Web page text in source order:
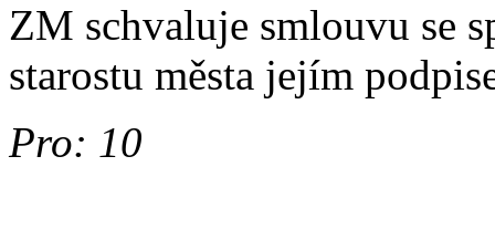
ZM schvaluje smlouvu se
starostu města jejím
Pro: 10